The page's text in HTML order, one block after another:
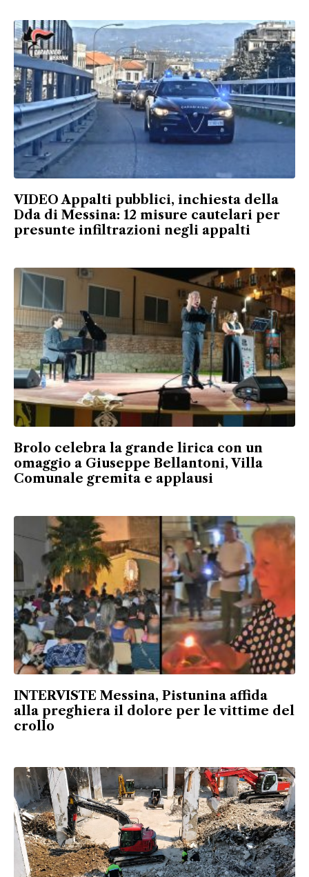
VIDEO Appalti pubblici, inchiesta della
Dda di Messina: 12 misure cautelari per
presunte infiltrazioni negli appalti
Brolo celebra la grande lirica con un
omaggio a Giuseppe Bellantoni, Villa
Comunale gremita e applausi
INTERVISTE Messina, Pistunina affida
alla preghiera il dolore per le vittime del
crollo